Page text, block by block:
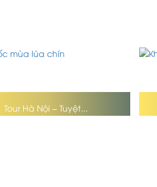
Tour Hà Nội – Tuyệt...